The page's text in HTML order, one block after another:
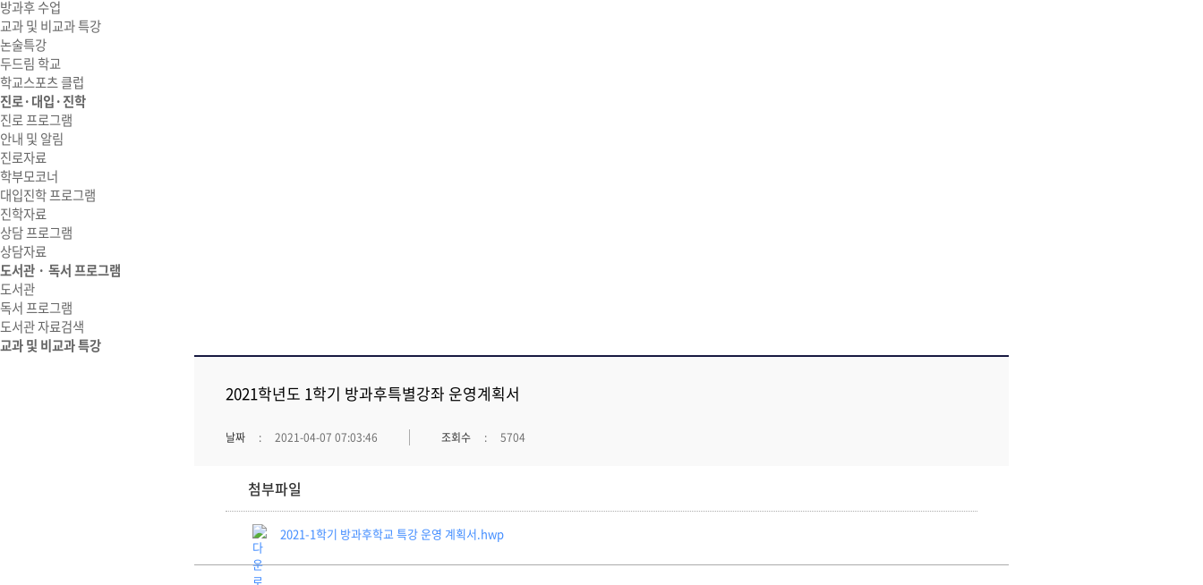
방과후 수업
교과 및 비교과 특강
논술특강
두드림 학교
학교스포츠 클럽
진로·대입·진학
진로 프로그램
안내 및 알림
진로자료
학부모코너
대입진학 프로그램
진학자료
상담 프로그램
상담자료
도서관 · 독서 프로그램
도서관
독서 프로그램
도서관 자료검색
교과 및 비교과 특강
2021학년도 1학기 방과후특별강좌 운영계획서
날짜 2021-04-07 07:03:46 조회수 5704
첨부파일
2021-1학기 방과후학교 특강 운영 계획서.hwp